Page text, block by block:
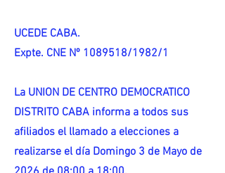
UCEDE CABA.
Expte. CNE Nº 1089518/1982/1
La UNION DE CENTRO DEMOCRATICO
DISTRITO CABA informa a todos sus
afiliados el llamado a elecciones a
realizarse el día Domingo 3 de Mayo de